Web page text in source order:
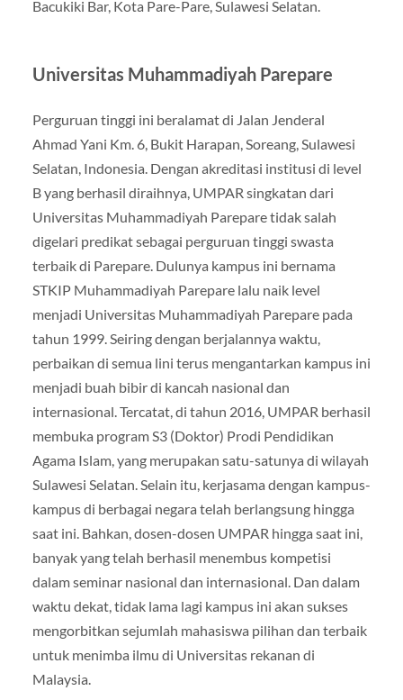
Bacukiki Bar, Kota Pare-Pare, Sulawesi Selatan.
Universitas Muhammadiyah Parepare
Perguruan tinggi ini beralamat di Jalan Jenderal
Ahmad Yani Km. 6, Bukit Harapan, Soreang, Sulawesi
Selatan, Indonesia. Dengan akreditasi institusi di level
B yang berhasil diraihnya, UMPAR singkatan dari
Universitas Muhammadiyah Parepare tidak salah
digelari predikat sebagai perguruan tinggi swasta
terbaik di Parepare. Dulunya kampus ini bernama
STKIP Muhammadiyah Parepare lalu naik level
menjadi Universitas Muhammadiyah Parepare pada
tahun 1999. Seiring dengan berjalannya waktu,
perbaikan di semua lini terus mengantarkan kampus ini
menjadi buah bibir di kancah nasional dan
internasional. Tercatat, di tahun 2016, UMPAR berhasil
membuka program S3 (Doktor) Prodi Pendidikan
Agama Islam, yang merupakan satu-satunya di wilayah
Sulawesi Selatan. Selain itu, kerjasama dengan kampus-
kampus di berbagai negara telah berlangsung hingga
saat ini. Bahkan, dosen-dosen UMPAR hingga saat ini,
banyak yang telah berhasil menembus kompetisi
dalam seminar nasional dan internasional. Dan dalam
waktu dekat, tidak lama lagi kampus ini akan sukses
mengorbitkan sejumlah mahasiswa pilihan dan terbaik
untuk menimba ilmu di Universitas rekanan di
Malaysia.